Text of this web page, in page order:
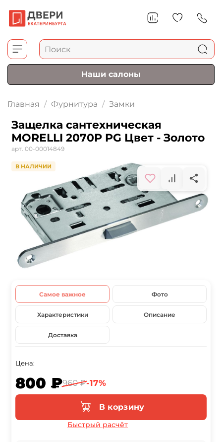
Наши салоны
Главная Фурнитура Замки
Защелка сантехническая
MORELLI 2070Р PG Цвет - Золото
арт. 00-00014849
В НАЛИЧИИ
Самое важное Фото
Характеристики Описание
Доставка
Цена:
800 ₽960 ₽-17%
В корзину
Быстрый расчёт